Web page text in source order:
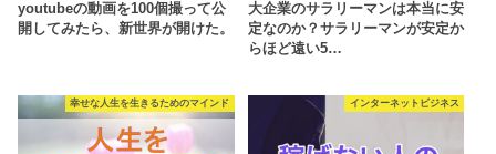
youtubeの動画を100個撮って公
開してみたら、新世界が開けた。
大企業のサラリーマンは本当に安
定なのか？サラリーマンが安定か
らほど遠い5…
幸せな人生を生きるためのマインド インターネットビジネス